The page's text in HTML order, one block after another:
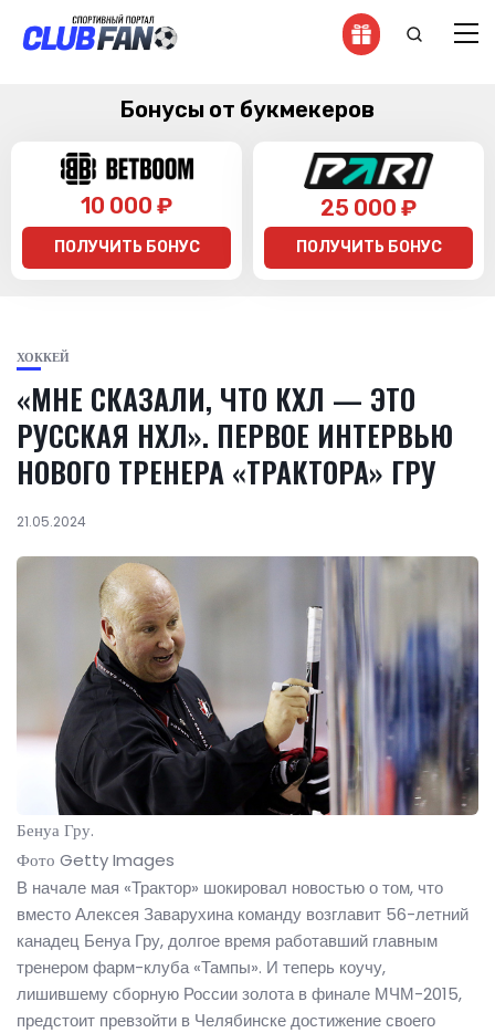
Бонусы от букмекеров
10 000 ₽
ПОЛУЧИТЬ БОНУС
25 000 ₽
ПОЛУЧИТЬ БОНУС
ХОККЕЙ
«МНЕ СКАЗАЛИ, ЧТО КХЛ — ЭТО
РУССКАЯ НХЛ». ПЕРВОЕ ИНТЕРВЬЮ
НОВОГО ТРЕНЕРА «ТРАКТОРА» ГРУ
21.05.2024
Бенуа Гру.
Фото Getty Images
В начале мая «Трактор» шокировал новостью о том, что
вместо Алексея Заварухина команду возглавит 56-летний
канадец Бенуа Гру, долгое время работавший главным
тренером фарм-клуба «Тампы». И теперь коучу,
лишившему сборную России золота в финале МЧМ-2015,
предстоит превзойти в Челябинске достижение своего